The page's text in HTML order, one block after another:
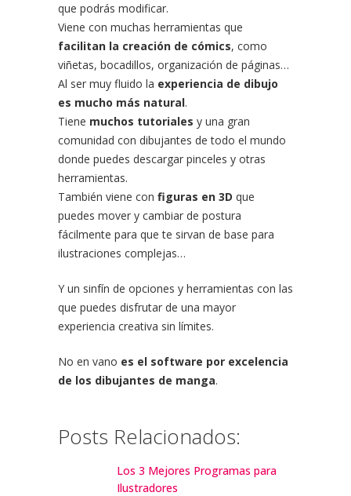
que podrás modificar.
Viene con muchas herramientas que
facilitan la creación de cómics, como
viñetas, bocadillos, organización de páginas…
Al ser muy fluido la experiencia de dibujo
es mucho más natural.
Tiene muchos tutoriales y una gran
comunidad con dibujantes de todo el mundo
donde puedes descargar pinceles y otras
herramientas.
También viene con figuras en 3D que
puedes mover y cambiar de postura
fácilmente para que te sirvan de base para
ilustraciones complejas…
Y un sinfín de opciones y herramientas con las
que puedes disfrutar de una mayor
experiencia creativa sin límites.
No en vano es el software por excelencia
de los dibujantes de manga.
Posts Relacionados:
Los 3 Mejores Programas para
Ilustradores